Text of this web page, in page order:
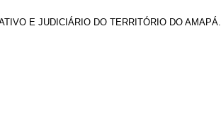
E JUDICIÁRIO DO TERRITÓRIO DO AMAPÁ.